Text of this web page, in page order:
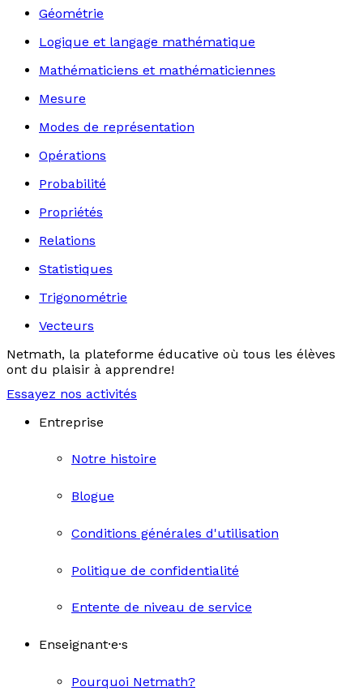
Géométrie
Logique et langage mathématique
Mathématiciens et mathématiciennes
Mesure
Modes de représentation
Opérations
Probabilité
Propriétés
Relations
Statistiques
Trigonométrie
Vecteurs
Netmath, la plateforme éducative où tous les élèves
ont du plaisir à apprendre!
Essayez nos activités
Entreprise
Notre histoire
Blogue
Conditions générales d'utilisation
Politique de confidentialité
Entente de niveau de service
Enseignant·e·s
Pourquoi Netmath?